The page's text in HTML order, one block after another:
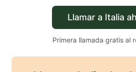
Llamar a Italia
Primera llamada gratis al